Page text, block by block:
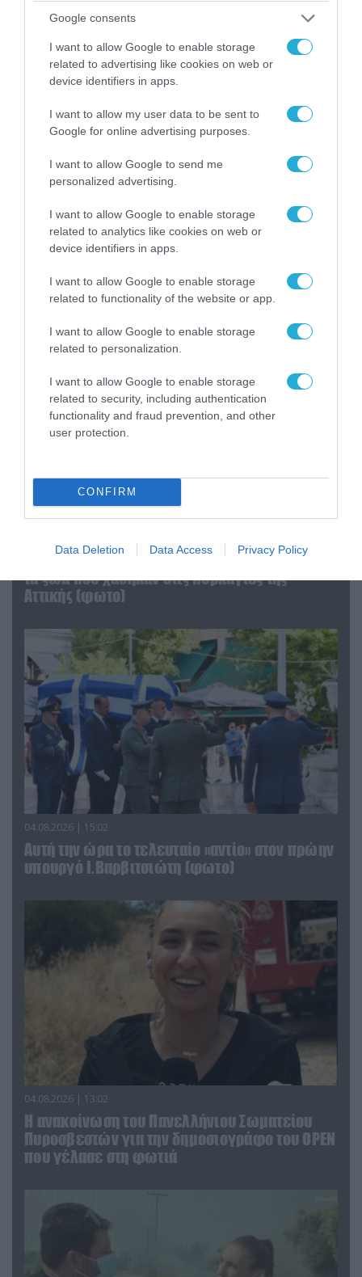
Google consents
I want to allow Google to enable storage
related to advertising like cookies on web or
device identifiers in apps.
I want to allow my user data to be sent to
Google for online advertising purposes.
I want to allow Google to send me
personalized advertising.
I want to allow Google to enable storage
related to analytics like cookies on web or
device identifiers in apps.
I want to allow Google to enable storage
related to functionality of the website or app.
I want to allow Google to enable storage
related to personalization.
I want to allow Google to enable storage
related to security, including authentication
functionality and fraud prevention, and other
user protection.
CONFIRM
Data Deletion Data Access Privacy Policy
απομάκρυνσής του
06.08.2026 | 14:02
«Επιχείρηση ελεύθερα πεζοδρόμια» στην
Αθήνα: Απομακρύνθηκαν παράνομα
αντικείμενα από κοινόχρηστους χώρους
«Οι εντελώς αθώοι»: Η ανάρτηση του Αρκά για
τα ζώα που χάθηκαν στις πυρκαγιές της
Αττικής (φωτο)
04.08.2026 | 15:02
Αυτή την ώρα το τελευταίο «αντίο» στον πρώην
υπουργό Ι.Βαρβιτσιώτη (φωτο)
04.08.2026 | 13:02
Η ανακοίνωση του Πανελλήνιου Σωματείου
Πυροσβεστών για την δημοσιογράφο του OPEN
που γέλασε στη φωτιά